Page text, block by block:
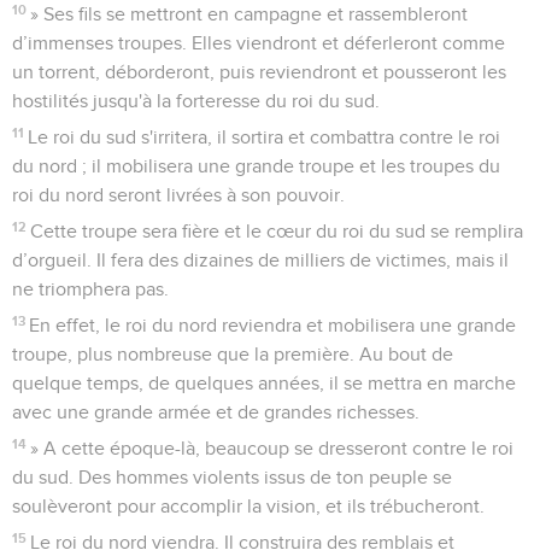
10 » Ses fils se mettront en campagne et rassembleront
d’immenses troupes. Elles viendront et déferleront comme
un torrent, déborderont, puis reviendront et pousseront les
hostilités jusqu'à la forteresse du roi du sud.
11
Le roi du sud s'irritera, il sortira et combattra contre le roi
du nord ; il mobilisera une grande troupe et les troupes du
roi du nord seront livrées à son pouvoir.
12 Cette troupe sera fière et le cœur du roi du sud se remplira
d’orgueil. Il fera des dizaines de milliers de victimes, mais il
ne triomphera pas.
13 En effet, le roi du nord reviendra et mobilisera une grande
troupe, plus nombreuse que la première. Au bout de
quelque temps, de quelques années, il se mettra en marche
avec une grande armée et de grandes richesses.
14 » A cette époque-là, beaucoup se dresseront contre le roi
du sud. Des hommes violents issus de ton peuple se
soulèveront pour accomplir la vision, et ils trébucheront.
15
Le roi du nord viendra. Il construira des remblais et